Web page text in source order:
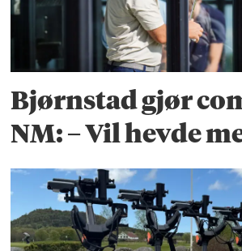
Bjørnstad gjør
NM: – Vil hevde